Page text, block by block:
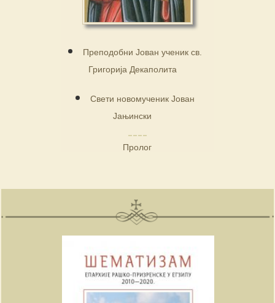
Преподобни Јован ученик св.
Григорија Декаполита
Свети новомученик Јован
Јањински
Пролог